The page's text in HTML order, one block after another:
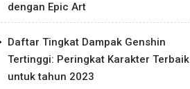
dengan Epic Art
Daftar Tingkat Dampak Genshin
Tertinggi: Peringkat Karakter Terbaik
untuk tahun 2023